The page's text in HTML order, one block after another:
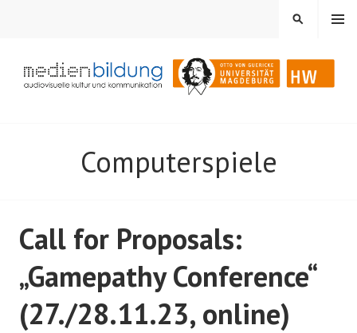
Audiovisuelle Kultur und Kommunikation
MENÜ
SUCHEN
Computerspiele
Call for Proposals:
„Gamepathy Conference“
(27./28.11.23, online)